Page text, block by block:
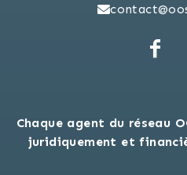
Chaque agent du réseau
juridiquement et